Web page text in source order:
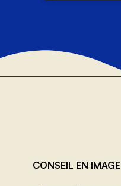
CONSEIL EN IMAGE